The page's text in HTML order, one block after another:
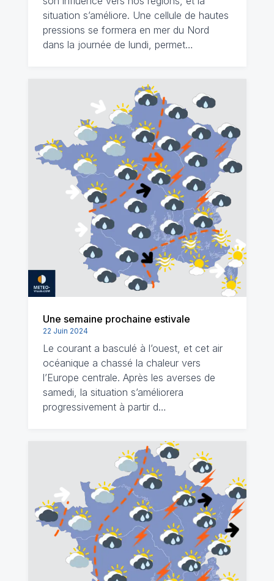
situation s’améliore. Une cellule de hautes
pressions se formera en mer du Nord
dans la journée de lundi, permet…
Une semaine prochaine estivale
22 Juin 2024
Le courant a basculé à l’ouest, et cet air
océanique a chassé la chaleur vers
l’Europe centrale. Après les averses de
samedi, la situation s’améliorera
progressivement à partir d…